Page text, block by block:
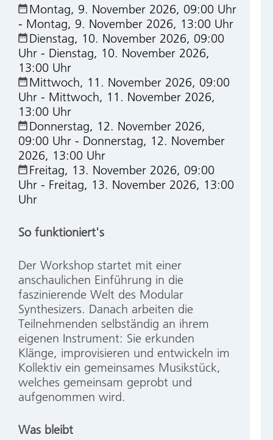
Montag, 9. November 2026, 09:00 Uhr
- Montag, 9. November 2026, 13:00 Uhr
Dienstag, 10. November 2026, 09:00
Uhr - Dienstag, 10. November 2026,
13:00 Uhr
Mittwoch, 11. November 2026, 09:00
Uhr - Mittwoch, 11. November 2026,
13:00 Uhr
Donnerstag, 12. November 2026,
09:00 Uhr - Donnerstag, 12. November
2026, 13:00 Uhr
Freitag, 13. November 2026, 09:00
Uhr - Freitag, 13. November 2026, 13:00
Uhr
So funktioniert's
Der Workshop startet mit einer
anschaulichen Einführung in die
faszinierende Welt des Modular
Synthesizers. Danach arbeiten die
Teilnehmenden selbständig an ihrem
eigenen Instrument: Sie erkunden
Klänge, improvisieren und entwickeln im
Kollektiv ein gemeinsames Musikstück,
welches gemeinsam geprobt und
aufgenommen wird.
Was bleibt